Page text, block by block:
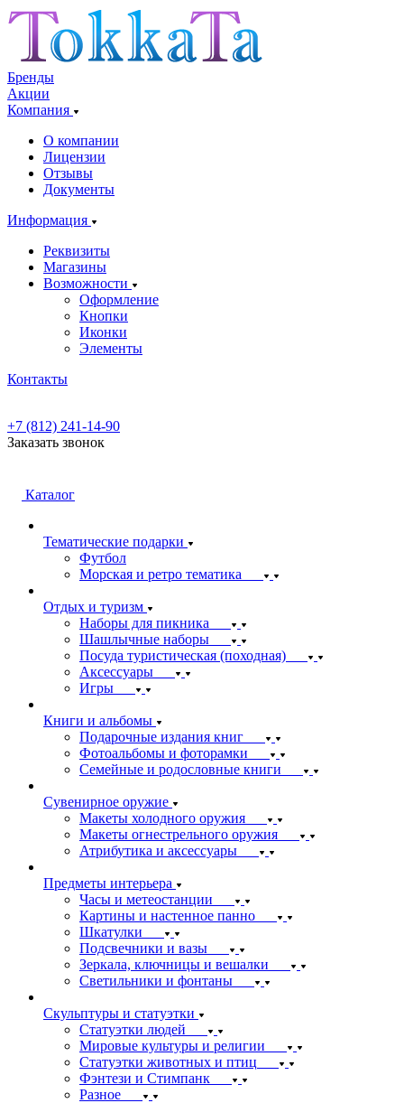
Бренды
Акции
Компания
О компании
Лицензии
Отзывы
Документы
Информация
Реквизиты
Магазины
Возможности
Оформление
Кнопки
Иконки
Элементы
Контакты
+7 (812) 241-14-90
Заказать звонок
Каталог
Тематические подарки
Футбол
Морская и ретро тематика
Отдых и туризм
Наборы для пикника
Шашлычные наборы
Посуда туристическая (походная)
Аксессуары
Игры
Книги и альбомы
Подарочные издания книг
Фотоальбомы и фоторамки
Семейные и родословные книги
Сувенирное оружие
Макеты холодного оружия
Макеты огнестрельного оружия
Атрибутика и аксессуары
Предметы интерьера
Часы и метеостанции
Картины и настенное панно
Шкатулки
Подсвечники и вазы
Зеркала, ключницы и вешалки
Светильники и фонтаны
Скульптуры и статуэтки
Статуэтки людей
Мировые культуры и религии
Статуэтки животных и птиц
Фэнтези и Стимпанк
Разное